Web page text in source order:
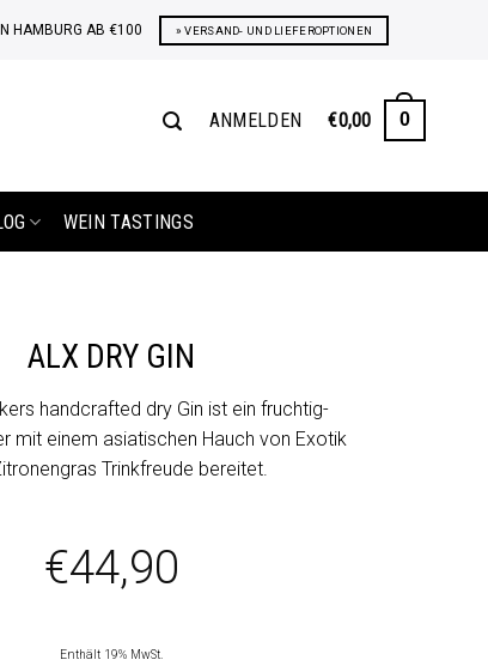
HAMBURG AB €100 » VERSAND- UND LIEFEROPTIONEN
ANMELDEN €0,00 0
WEIN TASTINGS
ALX DRY GIN
handcrafted dry Gin ist ein fruchtig-
mit einem asiatischen Hauch von Exotik
Trinkfreude bereitet.
€44,90
Enthält 19% MwSt.